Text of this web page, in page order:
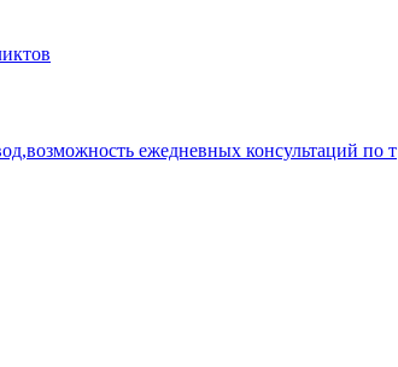
ежедневных консультаций по т